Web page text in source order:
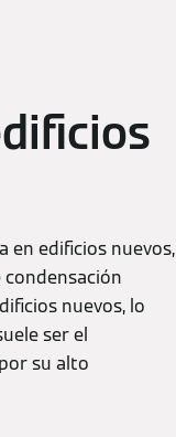
en edificios nuevos,
nuevos, lo
ser el
su alto